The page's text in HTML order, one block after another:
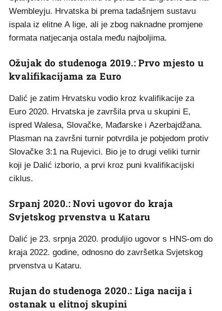
Wembleyju. Hrvatska bi prema tadašnjem sustavu
ispala iz elitne A lige, ali je zbog naknadne promjene
formata natjecanja ostala među najboljima.
Ožujak do studenoga 2019.: Prvo mjesto u
kvalifikacijama za Euro
Dalić je zatim Hrvatsku vodio kroz kvalifikacije za
Euro 2020. Hrvatska je završila prva u skupini E,
ispred Walesa, Slovačke, Mađarske i Azerbajdžana.
Plasman na završni turnir potvrdila je pobjedom protiv
Slovačke 3:1 na Rujevici. Bio je to drugi veliki turnir
koji je Dalić izborio, a prvi kroz puni kvalifikacijski
ciklus.
Srpanj 2020.: Novi ugovor do kraja
Svjetskog prvenstva u Kataru
Dalić je 23. srpnja 2020. produljio ugovor s HNS-om do
kraja 2022. godine, odnosno do završetka Svjetskog
prvenstva u Kataru.
Rujan do studenoga 2020.: Liga nacija i
ostanak u elitnoj skupini